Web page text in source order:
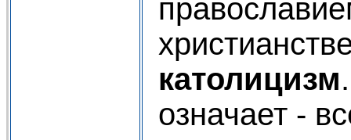
католицизм
означает -